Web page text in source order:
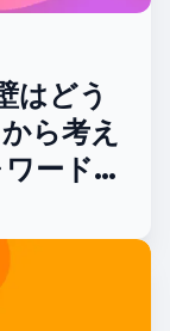
はどう
ら考え
ードホ